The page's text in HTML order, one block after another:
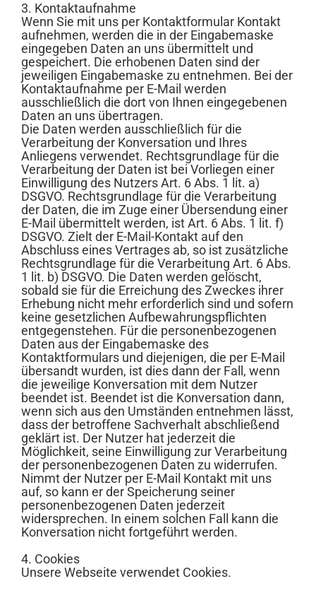
3. Kontaktaufnahme
Wenn Sie mit uns per Kontaktformular Kontakt
aufnehmen, werden die in der Eingabemaske
eingegeben Daten an uns übermittelt und
gespeichert. Die erhobenen Daten sind der
jeweiligen Eingabemaske zu entnehmen. Bei der
Kontaktaufnahme per E-Mail werden
ausschließlich die dort von Ihnen eingegebenen
Daten an uns übertragen.
Die Daten werden ausschließlich für die
Verarbeitung der Konversation und Ihres
Anliegens verwendet. Rechtsgrundlage für die
Verarbeitung der Daten ist bei Vorliegen einer
Einwilligung des Nutzers Art. 6 Abs. 1 lit. a)
DSGVO. Rechtsgrundlage für die Verarbeitung
der Daten, die im Zuge einer Übersendung einer
E-Mail übermittelt werden, ist Art. 6 Abs. 1 lit. f)
DSGVO. Zielt der E-Mail-Kontakt auf den
Abschluss eines Vertrages ab, so ist zusätzliche
Rechtsgrundlage für die Verarbeitung Art. 6 Abs.
1 lit. b) DSGVO. Die Daten werden gelöscht,
sobald sie für die Erreichung des Zweckes ihrer
Erhebung nicht mehr erforderlich sind und sofern
keine gesetzlichen Aufbewahrungspflichten
entgegenstehen. Für die personenbezogenen
Daten aus der Eingabemaske des
Kontaktformulars und diejenigen, die per E-Mail
übersandt wurden, ist dies dann der Fall, wenn
die jeweilige Konversation mit dem Nutzer
beendet ist. Beendet ist die Konversation dann,
wenn sich aus den Umständen entnehmen lässt,
dass der betroffene Sachverhalt abschließend
geklärt ist. Der Nutzer hat jederzeit die
Möglichkeit, seine Einwilligung zur Verarbeitung
der personenbezogenen Daten zu widerrufen.
Nimmt der Nutzer per E-Mail Kontakt mit uns
auf, so kann er der Speicherung seiner
personenbezogenen Daten jederzeit
widersprechen. In einem solchen Fall kann die
Konversation nicht fortgeführt werden.
4. Cookies
Unsere Webseite verwendet Cookies.